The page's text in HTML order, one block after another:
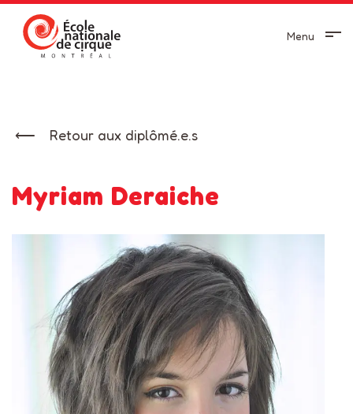
Menu
Retour aux diplômé.e.s
Myriam Deraiche